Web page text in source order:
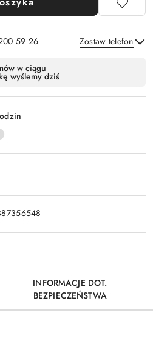
59 26 Zostaw telefon
Wyślij
w ciągu
wyślemy dziś
INFORMACJE DOT.
BEZPIECZEŃSTWA